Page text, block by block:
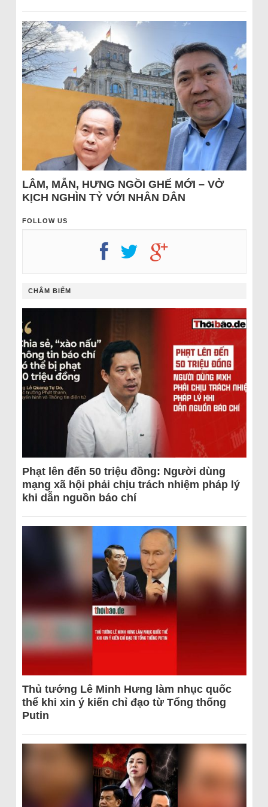
LÂM, MẪN, HƯNG NGỒI GHẾ MỚI – VỞ
KỊCH NGHÌN TỶ VỚI NHÂN DÂN
FOLLOW US
CHÂM BIẾM
Phạt lên đến 50 triệu đồng: Người dùng
mạng xã hội phải chịu trách nhiệm pháp lý
khi dẫn nguồn báo chí
Thủ tướng Lê Minh Hưng làm nhục quốc
thể khi xin ý kiến chỉ đạo từ Tổng thống
Putin